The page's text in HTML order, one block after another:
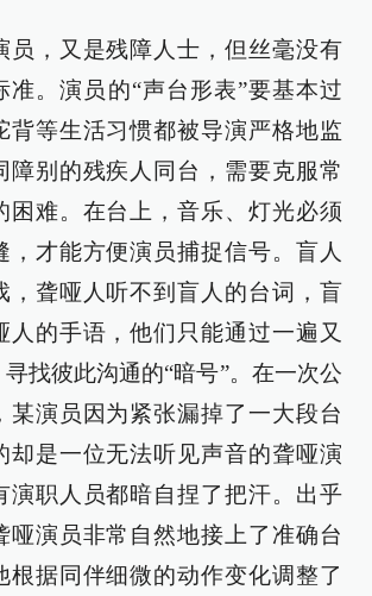
员，又是残障人士，但丝毫没有
准。演员的“声台形表”要基本过
背等生活习惯都被导演严格地监
障别的残疾人同台，需要克服常
困难。在台上，音乐、灯光必须
，才能方便演员捕捉信号。盲人
，聋哑人听不到盲人的台词，盲
人的手语，他们只能通过一遍又
找彼此沟通的“暗号”。在一次公
某演员因为紧张漏掉了一大段台
却是一位无法听见声音的聋哑演
演职人员都暗自捏了把汗。出乎
哑演员非常自然地接上了准确台
根据同伴细微的动作变化调整了